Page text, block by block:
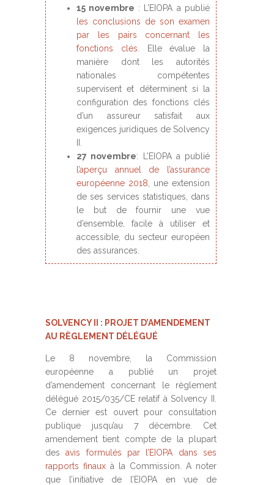
15 novembre : L’EIOPA a publié
les conclusions de son examen
par les pairs concernant les
fonctions clés . Elle évalue la
manière dont les autorités
nationales compétentes
supervisent et déterminent si la
configuration des fonctions clés
d’un assureur satisfait aux
exigences juridiques de Solvency
27 novembre: L’EIOPA a publié
l’aperçu annuel de l’assurance
européenne 2018 , une extension
de ses services statistiques, dans
le but de fournir une vue
d’ensemble, facile à utiliser et
accessible, du secteur européen
des assurances.
SOLVENCY II : PROJET D’AMENDEMENT
AU RÈGLEMENT DÉLÉGUÉ
Le 8 novembre, la Commission
européenne a publié un projet
d’amendement concernant le règlement
délégué 2015/035/CE relatif à Solvency II.
Ce dernier est ouvert pour consultation
publique jusqu’au 7 décembre. Cet
amendement tient compte de la plupart
desavis formulés par l’EIOPA dans ses
rapports finaux à la Commission. A noter
que l’initiative de l’EIOPA en vue de